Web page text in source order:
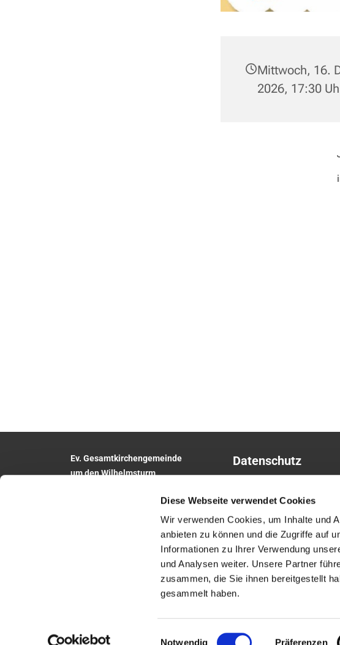
Diese Webseite verwendet Cookies
Wir verwenden Cookies, um Inhalte und
anbieten zu können und die Zugriffe auf
Informationen zu Ihrer Verwendung
und Analysen weiter. Unsere Partner
zusammen, die Sie ihnen bereitgestellt
gesammelt haben.
Einwilligungsauswahl
Notwendig Präferenzen
Mittwoch, 16.
2026, 17:30
Ev. Gesamtkirchengemeinde
um den Wilhelmsturm
Website: www.um-den-wilhelmsturm.de
Datenschutz